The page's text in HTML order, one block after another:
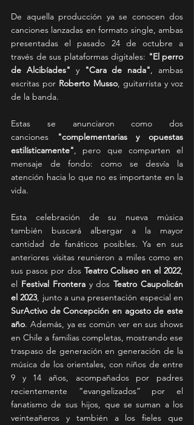
De aquella producción ya se conocen dos
canciones lanzadas en formato single, ambas
presentadas el pasado 24 de octubre a
través de sus plataformas digitales: "El perro
de Alcibíades" y "Cara de nada", ambas
escritas por Roberto Musso, guitarrista y voz
de la banda.
Estas se anunciaron como dos
canciones "complementarias y opuestas
estilísticamente", pero que comparten el
mensaje de fondo: como se desvía la
atención hacia lo que no es importante en la
vida.
Esta celebración de su nueva música
también buscará albergar a la mayor
cantidad de fanáticos posibles. Ya en sus
anteriores visitas reunieron a miles como en
sus pasos por dos Teatro Coliseo en el 2022,
el Festival Frontera y dos Teatro Caupolicán
el 2023
SurActivo de Concepción en agosto de este
año. Además, ya es común ver en sus shows
en Chile a familias completas, mostrando ese
traspaso de generación en generación de la
música de los orientales, con niños de entre
9 y 14 años, acompañados por padres
recientemente “evangelizados” por el
fanatismo de sus hijos, que se suman a los
veinteañeros y también a los fieles que